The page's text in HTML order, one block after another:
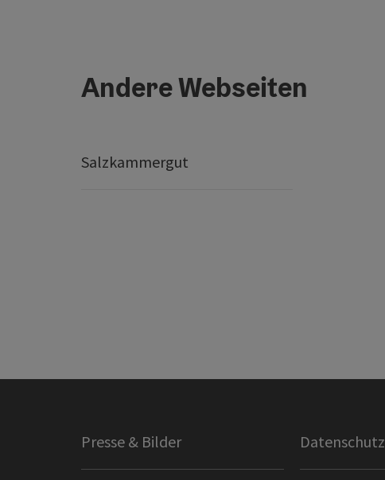
Andere Webseiten
Salzkammergut
Presse & Bilder Datenschutz